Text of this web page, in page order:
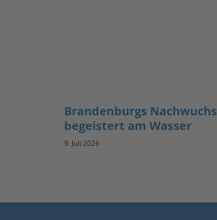
Brandenburgs Nachwuchs
begeistert am Wasser
9. Juli 2026